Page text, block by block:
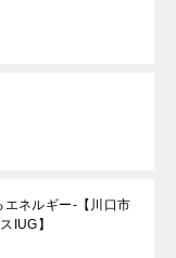
エネルギー-【川口市
IUG】